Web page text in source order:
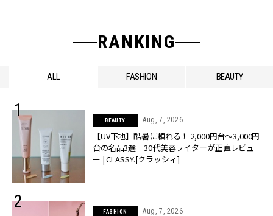
RANKING
ALL FASHION BEAUTY
BEAUTY Aug, 7, 2026
【UV下地】酷暑に頼れる！ 2,000円台〜3,000円
台の名品3選｜30代美容ライターが正直レビュ
ー | CLASSY.[クラッシィ]
FASHION Aug, 7, 2026